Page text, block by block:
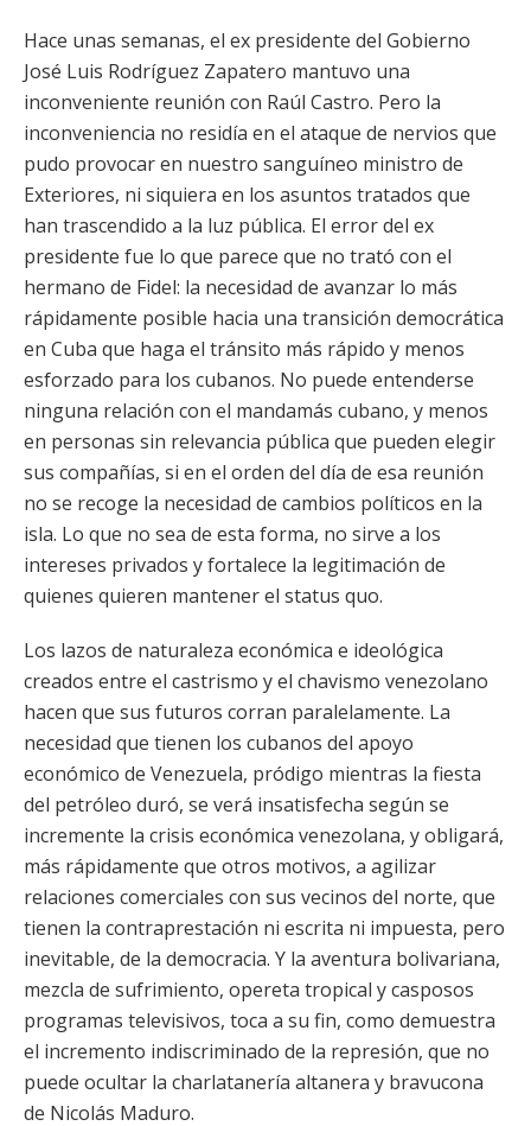
Hace unas semanas, el ex presidente del Gobierno
José Luis Rodríguez Zapatero mantuvo una
inconveniente reunión con Raúl Castro. Pero la
inconveniencia no residía en el ataque de nervios que
pudo provocar en nuestro sanguíneo ministro de
Exteriores, ni siquiera en los asuntos tratados que
han trascendido a la luz pública. El error del ex
presidente fue lo que parece que no trató con el
hermano de Fidel: la necesidad de avanzar lo más
rápidamente posible hacia una transición democrática
en Cuba que haga el tránsito más rápido y menos
esforzado para los cubanos. No puede entenderse
ninguna relación con el mandamás cubano, y menos
en personas sin relevancia pública que pueden elegir
sus compañías, si en el orden del día de esa reunión
no se recoge la necesidad de cambios políticos en la
isla. Lo que no sea de esta forma, no sirve a los
intereses privados y fortalece la legitimación de
quienes quieren mantener el status quo.
Los lazos de naturaleza económica e ideológica
creados entre el castrismo y el chavismo venezolano
hacen que sus futuros corran paralelamente. La
necesidad que tienen los cubanos del apoyo
económico de Venezuela, pródigo mientras la fiesta
del petróleo duró, se verá insatisfecha según se
incremente la crisis económica venezolana, y obligará,
más rápidamente que otros motivos, a agilizar
relaciones comerciales con sus vecinos del norte, que
tienen la contraprestación ni escrita ni impuesta, pero
inevitable, de la democracia. Y la aventura bolivariana,
mezcla de sufrimiento, opereta tropical y casposos
programas televisivos, toca a su fin, como demuestra
el incremento indiscriminado de la represión, que no
puede ocultar la charlatanería altanera y bravucona
de Nicolás Maduro.